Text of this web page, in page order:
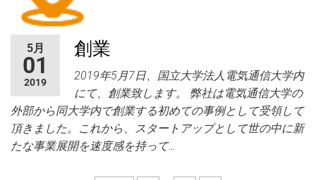
5月
01
2019
創業
2019年5月7日、国立大学法人電気通信大学内
にて、創業致します。 弊社は電気通信大学の
外部から同大学内で創業する初めての事例として受領して
頂きました。これから、スタートアップとして世の中に新
たな事業展開を速度感を持って…